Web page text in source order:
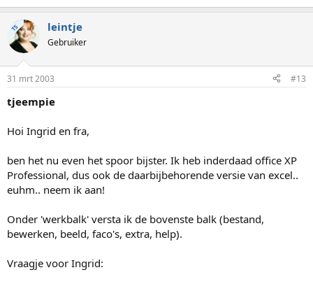
TS leintje
Gebruiker
31 mrt 2003 #13
tjeempie
Hoi Ingrid en fra,
ben het nu even het spoor bijster. Ik heb inderdaad office XP
Professional, dus ook de daarbijbehorende versie van excel..
euhm.. neem ik aan!
Onder 'werkbalk' versta ik de bovenste balk (bestand,
bewerken, beeld, faco's, extra, help).
Vraagje voor Ingrid: